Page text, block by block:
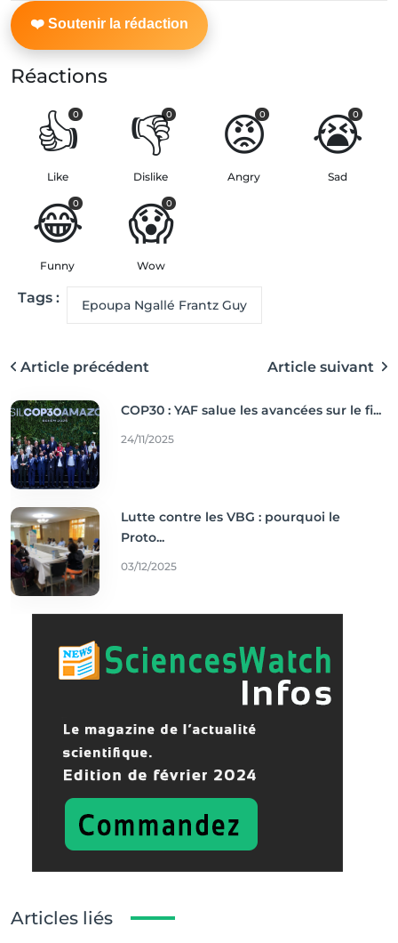
Réactions
👍
0
Like
👎
0
Dislike
😡
0
Angry
😭
0
Sad
😂
0
Funny
😱
0
Wow
Tags : Epoupa Ngallé Frantz Guy
Article précédent Article suivant
COP30 : YAF salue les avancées sur le fi...
24/11/2025
Lutte contre les VBG : pourquoi le
Proto...
03/12/2025
Articles liés